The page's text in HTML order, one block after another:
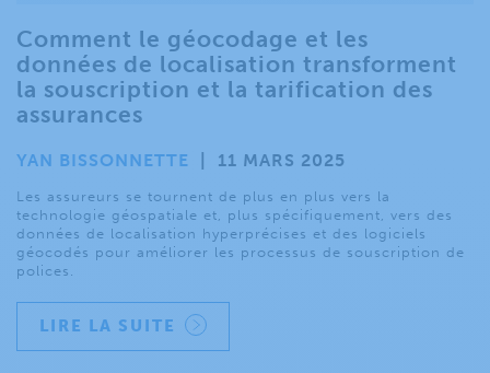
Comment le géocodage et les
données de localisation transforment
la souscription et la tarification des
assurances
YAN BISSONNETTE 11 MARS 2025
Les assureurs se tournent de plus en plus vers la
technologie géospatiale et, plus spécifiquement, vers des
données de localisation hyperprécises et des logiciels
géocodés pour améliorer les processus de souscription de
polices.
LIRE LA SUITE